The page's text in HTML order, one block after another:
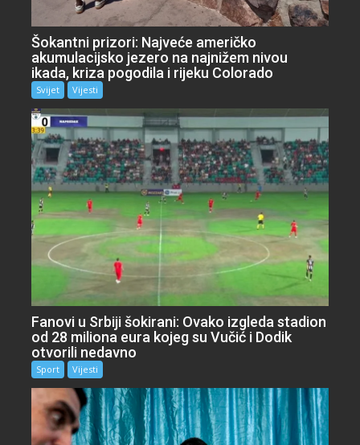
Šokantni prizori: Najveće američko
akumulacijsko jezero na najnižem nivou
ikada, kriza pogodila i rijeku Colorado
Svijet Vijesti
Fanovi u Srbiji šokirani: Ovako izgleda stadion
od 28 miliona eura kojeg su Vučić i Dodik
otvorili nedavno
Sport Vijesti